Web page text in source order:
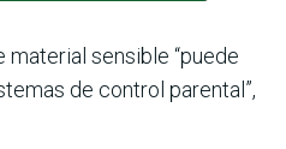
material sensible “puede
de control parental”,